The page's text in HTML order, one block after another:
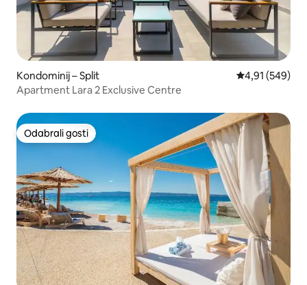
Kondominij – Split Prosječna
4,91 (549)
Apartment Lara 2 Exclusive Centre
Odabrali gosti
Odabrali gosti